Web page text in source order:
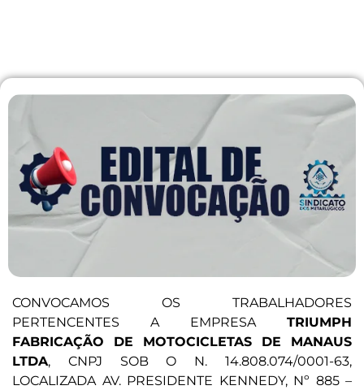
CONVOCAMOS OS TRABALHADORES
PERTENCENTES A EMPRESA TRIUMPH
FABRICAÇÃO DE MOTOCICLETAS DE MANAUS
LTDA, CNPJ SOB O N. 14.808.074/0001-63,
LOCALIZADA AV. PRESIDENTE KENNEDY, Nº 885 –